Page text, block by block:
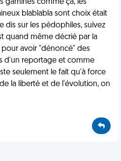
gamines comme ça, les
blablabla sont choix était
dis sur les pédophiles, suivez
quand même décrié par la
avoir "dénoncé" des
d'un reportage et comme
seulement le fait qu'à force
la liberté et de l'évolution, on